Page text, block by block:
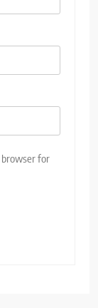
browser for